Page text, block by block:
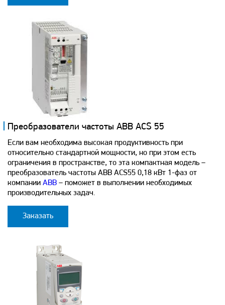
Преобразователи частоты ABB ACS 55
Если вам необходима высокая продуктивность при
относительно стандартной мощности, но при этом есть
ограничения в пространстве, то эта компактная модель –
преобразователь частоты ABB ACS55 0,18 кВт 1-фаз от
компании ABB – поможет в выполнении необходимых
производительных задач.
Заказать